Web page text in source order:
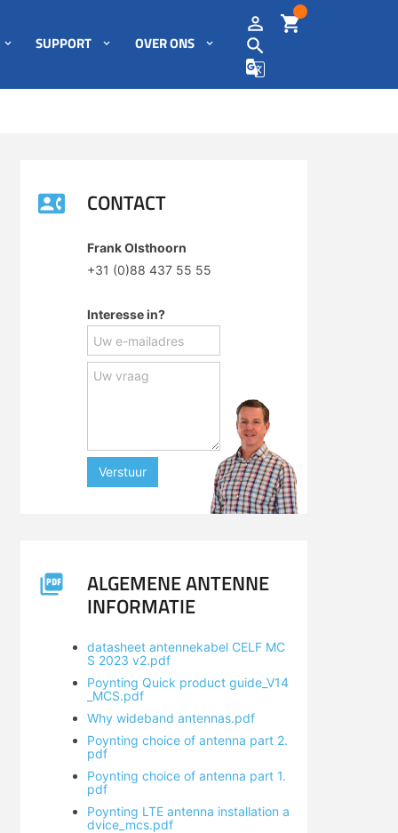
SUPPORT OVER ONS
CONTACT
Frank Olsthoorn
+31 (0)88 437 55 55
Interesse in?
Verstuur
ALGEMENE ANTENNE
INFORMATIE
datasheet antennekabel CELF MC
S 2023 v2.pdf
Poynting Quick product guide_V14
_MCS.pdf
Why wideband antennas.pdf
Poynting choice of antenna part 2.
pdf
Poynting choice of antenna part 1.
pdf
Poynting LTE antenna installation a
dvice_mcs.pdf